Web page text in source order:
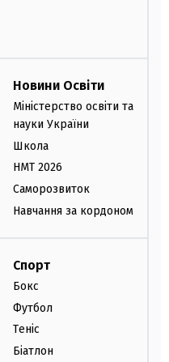
Новини Освіти
Міністерство освіти та
науки України
Школа
НМТ 2026
Саморозвиток
Навчання за кордоном
Спорт
Бокс
Футбол
Теніс
Біатлон